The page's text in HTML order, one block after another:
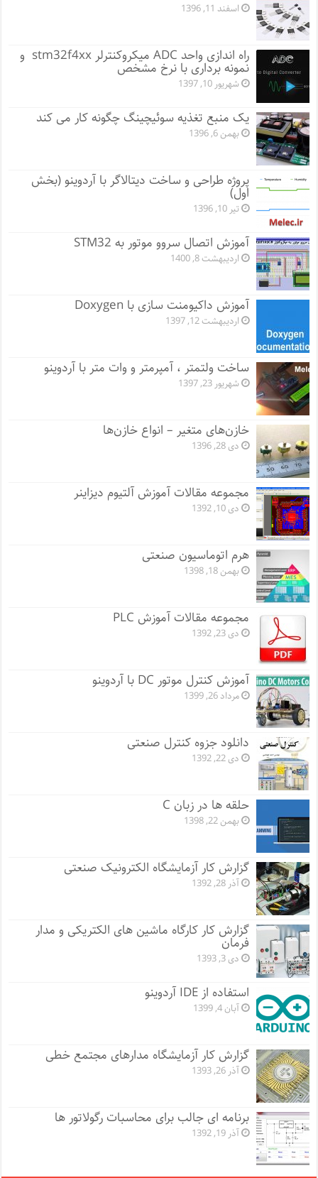
اسفند 11, 1396
راه اندازی واحد ADC میکروکنترلر stm32f4xx و
نمونه برداری با نرخ مشخص
شهریور 10, 1397
یک منبع تغذیه سوئیچینگ چگونه کار می کند
بهمن 6, 1396
پروژه طراحی و ساخت دیتالاگر با آردوینو (بخش
اول)
تیر 10, 1396
آموزش اتصال سروو موتور به STM32
اردیبهشت 8, 1400
آموزش داکیومنت سازی با Doxygen
اردیبهشت 12, 1397
ساخت ولتمتر ، آمپرمتر و وات متر با آردوینو
شهریور 23, 1397
خازن‌های متغیر – انواع خازن‌ها
دی 28, 1396
مجموعه مقالات آموزش آلتیوم دیزاینر
دی 10, 1392
هرم اتوماسیون صنعتی
بهمن 18, 1398
مجموعه مقالات آموزش PLC
دی 23, 1392
آموزش کنترل موتور DC با آردوینو
مرداد 26, 1399
دانلود جزوه کنترل صنعتی
دی 22, 1392
حلقه ها در زبان C
بهمن 22, 1398
گزارش کار آزمایشگاه الکترونیک صنعتی
آذر 28, 1392
گزارش کار کارگاه ماشین های الکتریکی و مدار
فرمان
دی 3, 1393
استفاده از IDE آردوینو
آبان 4, 1399
گزارش کار آزمایشگاه مدارهای مجتمع خطی
آذر 26, 1393
برنامه ای جالب برای محاسبات رگولاتور ها
آذر 19, 1392